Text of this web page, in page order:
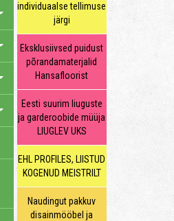
individuaalse tellimuse
järgi
Eksklusiivsed puidust
põrandamaterjalid
Hansafloorist
Eesti suurim liuguste
ja garderoobide müüja
LIUGLEV UKS
EHL PROFILES, LIISTUD
KOGENUD MEISTRILT
Naudingut pakkuv
disainmööbel ja